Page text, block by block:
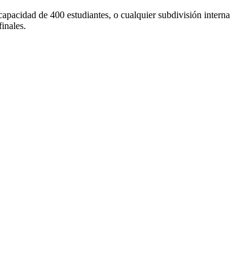
de 400 estudiantes, o cualquier subdivisión interna